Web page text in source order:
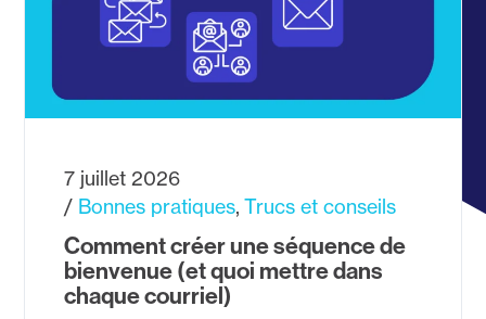
Comment créer une séquence de
bienvenue (et quoi mettre dans
chaque courriel)
7 juillet 2026
Bonnes pratiques Trucs et conseils